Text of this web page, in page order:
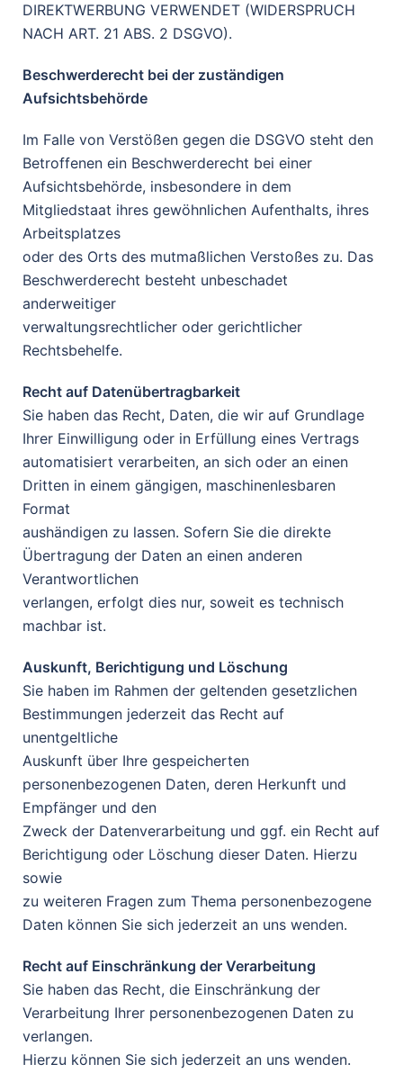
DIREKTWERBUNG VERWENDET (WIDERSPRUCH
NACH ART. 21 ABS. 2 DSGVO).
Beschwerderecht bei der zuständigen
Aufsichtsbehörde
Im Falle von Verstößen gegen die DSGVO steht den
Betroffenen ein Beschwerderecht bei einer
Aufsichtsbehörde, insbesondere in dem
Mitgliedstaat ihres gewöhnlichen Aufenthalts, ihres
Arbeitsplatzes
oder des Orts des mutmaßlichen Verstoßes zu. Das
Beschwerderecht besteht unbeschadet
anderweitiger
verwaltungsrechtlicher oder gerichtlicher
Rechtsbehelfe.
Recht auf Datenübertragbarkeit
Sie haben das Recht, Daten, die wir auf Grundlage
Ihrer Einwilligung oder in Erfüllung eines Vertrags
automatisiert verarbeiten, an sich oder an einen
Dritten in einem gängigen, maschinenlesbaren
Format
aushändigen zu lassen. Sofern Sie die direkte
Übertragung der Daten an einen anderen
Verantwortlichen
verlangen, erfolgt dies nur, soweit es technisch
machbar ist.
Auskunft, Berichtigung und Löschung
Sie haben im Rahmen der geltenden gesetzlichen
Bestimmungen jederzeit das Recht auf
unentgeltliche
Auskunft über Ihre gespeicherten
personenbezogenen Daten, deren Herkunft und
Empfänger und den
Zweck der Datenverarbeitung und ggf. ein Recht auf
Berichtigung oder Löschung dieser Daten. Hierzu
sowie
zu weiteren Fragen zum Thema personenbezogene
Daten können Sie sich jederzeit an uns wenden.
Recht auf Einschränkung der Verarbeitung
Sie haben das Recht, die Einschränkung der
Verarbeitung Ihrer personenbezogenen Daten zu
verlangen.
Hierzu können Sie sich jederzeit an uns wenden.